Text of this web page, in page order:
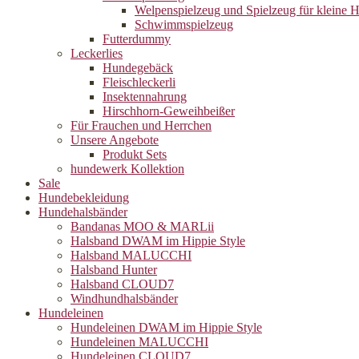
Welpenspielzeug und Spielzeug für kleine
Schwimmspielzeug
Futterdummy
Leckerlies
Hundegebäck
Fleischleckerli
Insektennahrung
Hirschhorn-Geweihbeißer
Für Frauchen und Herrchen
Unsere Angebote
Produkt Sets
hundewerk Kollektion
Sale
Hundebekleidung
Hundehalsbänder
Bandanas MOO & MARLii
Halsband DWAM im Hippie Style
Halsband MALUCCHI
Halsband Hunter
Halsband CLOUD7
Windhundhalsbänder
Hundeleinen
Hundeleinen DWAM im Hippie Style
Hundeleinen MALUCCHI
Hundeleinen CLOUD7